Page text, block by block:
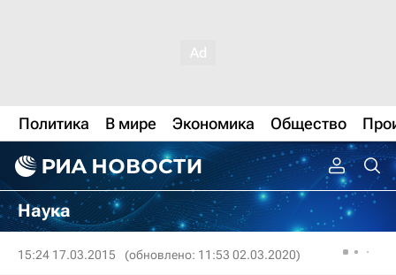
Политика В мире Экономика Общество
Наука
15:24 17.03.2015 (обновлено: 11:53 02.03.2020)